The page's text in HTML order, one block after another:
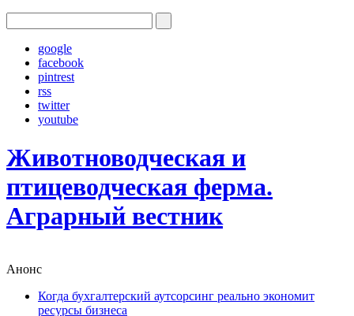
google
facebook
pintrest
rss
twitter
youtube
Животноводческая и
птицеводческая ферма.
Аграрный вестник
Анонс
Когда бухгалтерский аутсорсинг реально экономит
ресурсы бизнеса